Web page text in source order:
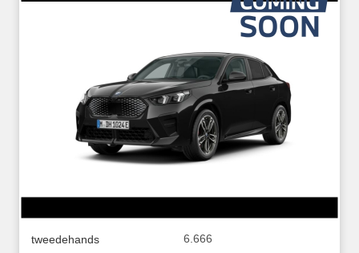
tweedehands
6.666